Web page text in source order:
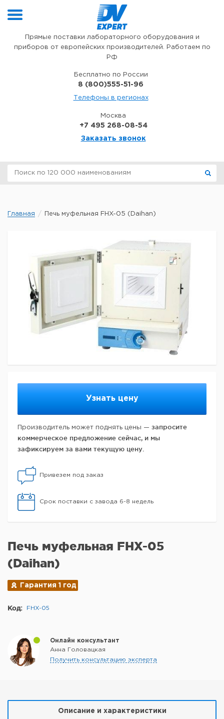
Прямые поставки лабораторного оборудования и
приборов от европейских производителей. Работаем по
РФ
Бесплатно по России
8 (800)555-51-96
Телефоны в регионах
Москва
+7 495 268-08-54
Заказать звонок
Главная Печь муфельная FHX-05 (Daihan)
Узнать цену
Производитель может поднять цены — запросите
коммерческое предложение сейчас, и мы
зафиксируем за вами текущую цену.
Привезем под заказ
Срок поставки с завода 6-8 недель
Печь муфельная FHX-05
(Daihan)
Гарантия 1 год
Код: FНX-05
Онлайн консультант
Анна Головацкая
Получить консультацию эксперта
Описание и характеристики